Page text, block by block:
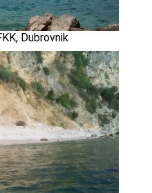
Dubrovnik